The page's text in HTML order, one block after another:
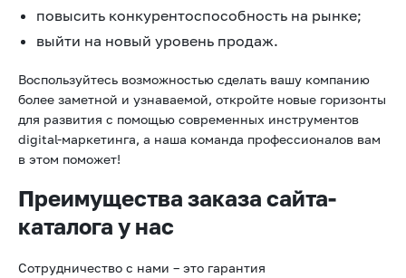
повысить конкурентоспособность на рынке;
выйти на новый уровень продаж.
Воспользуйтесь возможностью сделать вашу компанию
более заметной и узнаваемой, откройте новые горизонты
для развития с помощью современных инструментов
digital-маркетинга, а наша команда профессионалов вам
в этом поможет!
Преимущества заказа сайта-
каталога у нас
Сотрудничество с нами – это гарантия